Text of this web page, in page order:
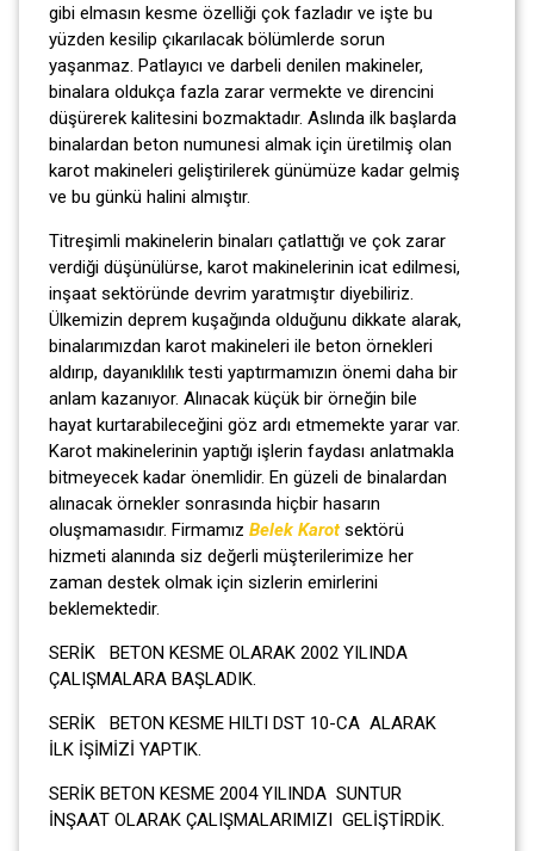
gibi elmasın kesme özelliği çok fazladır ve işte bu
yüzden kesilip çıkarılacak bölümlerde sorun
yaşanmaz. Patlayıcı ve darbeli denilen makineler,
binalara oldukça fazla zarar vermekte ve direncini
düşürerek kalitesini bozmaktadır. Aslında ilk başlarda
binalardan beton numunesi almak için üretilmiş olan
karot makineleri geliştirilerek günümüze kadar gelmiş
ve bu günkü halini almıştır.
Titreşimli makinelerin binaları çatlattığı ve çok zarar
verdiği düşünülürse, karot makinelerinin icat edilmesi,
inşaat sektöründe devrim yaratmıştır diyebiliriz.
Ülkemizin deprem kuşağında olduğunu dikkate alarak,
binalarımızdan karot makineleri ile beton örnekleri
aldırıp, dayanıklılık testi yaptırmamızın önemi daha bir
anlam kazanıyor. Alınacak küçük bir örneğin bile
hayat kurtarabileceğini göz ardı etmemekte yarar var.
Karot makinelerinin yaptığı işlerin faydası anlatmakla
bitmeyecek kadar önemlidir. En güzeli de binalardan
alınacak örnekler sonrasında hiçbir hasarın
oluşmamasıdır. Firmamız Belek Karotsektörü
hizmeti alanında siz değerli müşterilerimize her
zaman destek olmak için sizlerin emirlerini
beklemektedir.
SERİK BETON KESME OLARAK 2002 YILINDA
ÇALIŞMALARA BAŞLADIK.
SERİK BETON KESME HILTI DST 10-CA ALARAK
İLK İŞİMİZİ YAPTIK.
SERİK BETON KESME 2004 YILINDA SUNTUR
İNŞAAT OLARAK ÇALIŞMALARIMIZI GELİŞTİRDİK.